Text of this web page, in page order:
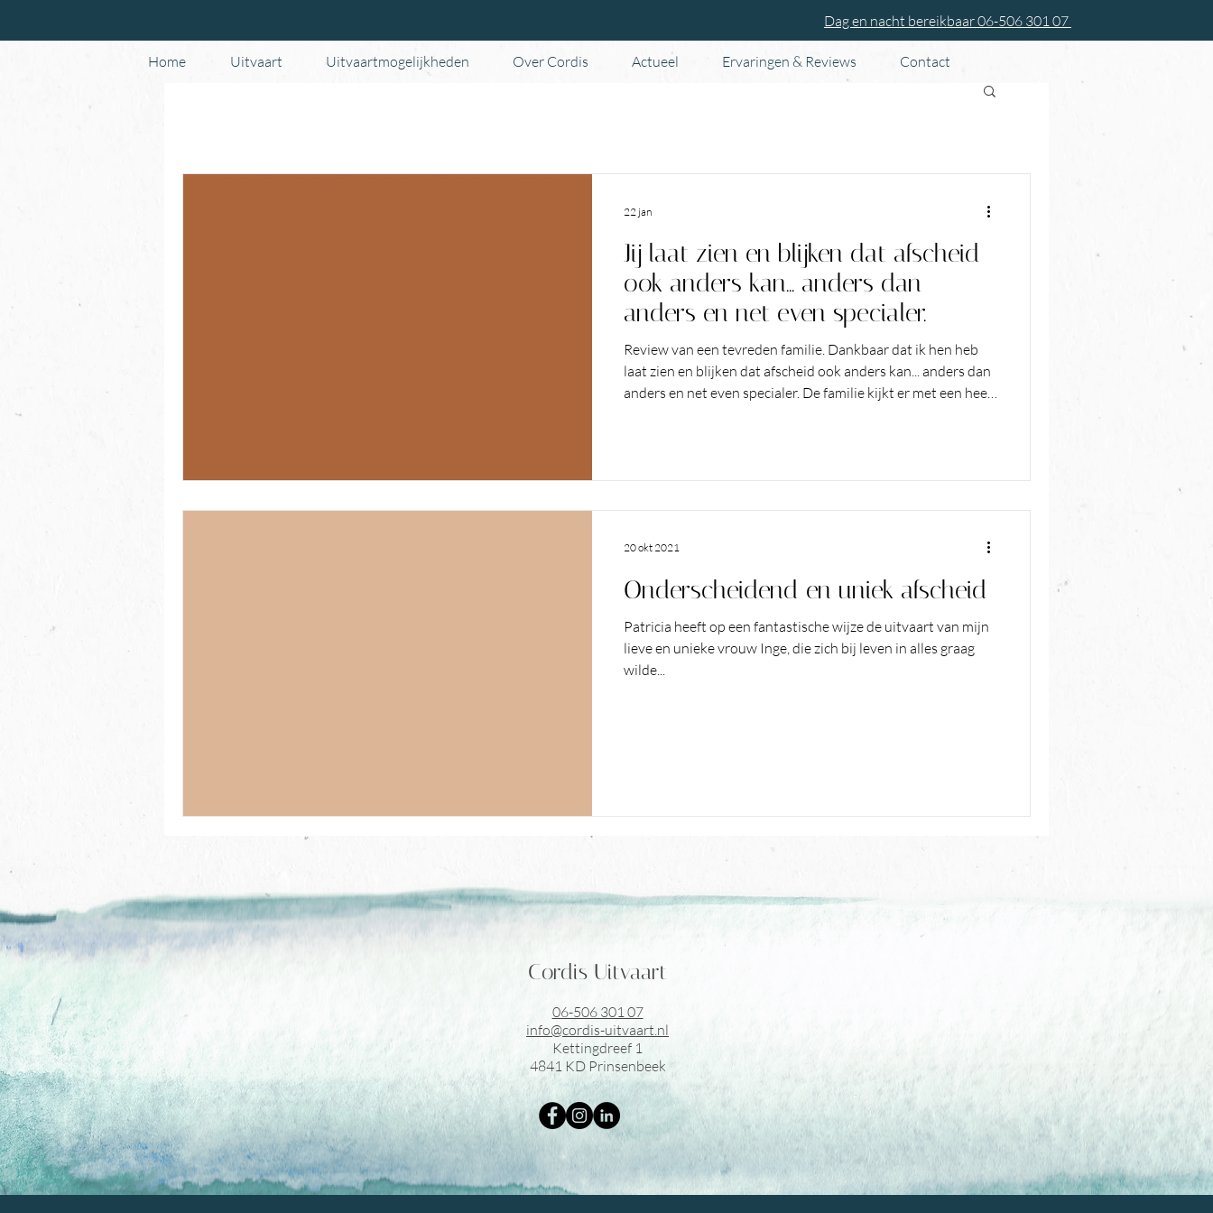
Dag en nacht bereikbaar 06-506 301 07
Home Uitvaart Uitvaartmogelijkheden Over Cordis Actueel Ervaringen & Reviews Contact
Jij laat zien en blijken dat afscheid
ook anders kan... anders dan
anders en net even specialer.
Review van een tevreden familie. Dankbaar dat ik hen heb
laat zien en blijken dat afscheid ook anders kan... anders dan
anders en net even specialer. De familie kijkt er met een heel
22 jan
Onderscheidend en uniek afscheid
Patricia heeft op een fantastische wijze de uitvaart van mijn
lieve en unieke vrouw Inge, die zich bij leven in alles graag
wilde...
20 okt 2021
Cordis Uitvaart
06-506 301 07
info@cordis-uitvaart.nl
Kettingdreef 1
4841 KD Prinsenbeek